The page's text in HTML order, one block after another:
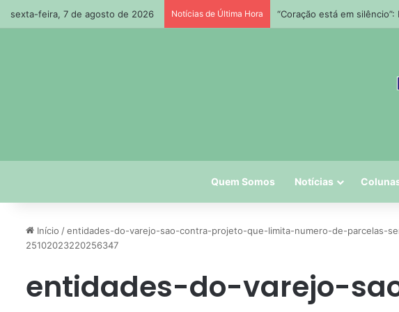
sexta-feira, 7 de agosto de 2026 Notícias de Última Hora “Coração está em
Quem Somos Notícias
Início /entidades-do-varejo-sao-contra-projeto-que-limita-numero-de-parcelas-
25102023220256347
entidades-do-varejo-